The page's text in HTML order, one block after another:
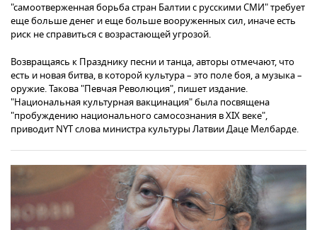
"самоотверженная борьба стран Балтии с русскими СМИ" требует
еще больше денег и еще больше вооруженных сил, иначе есть
риск не справиться с возрастающей угрозой.
Возвращаясь к Празднику песни и танца, авторы отмечают, что
есть и новая битва, в которой культура – это поле боя, а музыка –
оружие. Такова "Певчая Революция", пишет издание.
"Национальная культурная вакцинация" была посвящена
"пробуждению национального самосознания в XIX веке",
приводит NYT слова министра культуры Латвии Даце Мелбарде.